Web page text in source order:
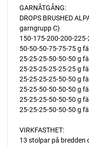
GARNÅTGÅNG:
DROPS BRUSHED
garngrupp C)
150-175-200-200-
50-50-50-75-75-75 g
25-25-25-50-50-50 g
25-25-25-25-25-25 g
25-25-25-25-50-50 g
25-25-50-50-50-50 g
25-25-25-50-50-50 g
25-25-25-50-50-50 g
VIRKFASTHET:
13 stolpar på bredden